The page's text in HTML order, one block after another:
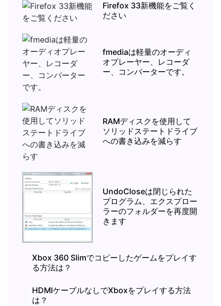
Firefox 33新機能をご覧く
ださい
fmediaは軽量のオーディ
オプレーヤー、レコーダ
ー、コンバーターです。
RAMディスクを使用して
ソリッドステートドライブ
への書き込みを減らす
UndoCloseは閉じられた
プログラム、エクスプロー
ラーのフォルダーを再度開
きます
Xbox 360 Slimでコピーしたゲームをプレイす
る方法は？
HDMIケーブルなしでXboxをプレイする方法
は？